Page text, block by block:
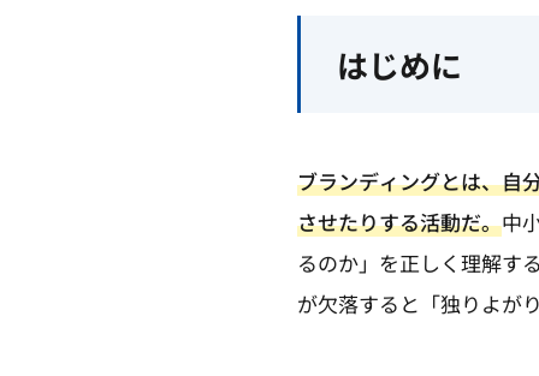
はじめに
ブランディングとは、自
させたりする活動だ。中
るのか」を正しく理解す
が欠落すると「独りよが